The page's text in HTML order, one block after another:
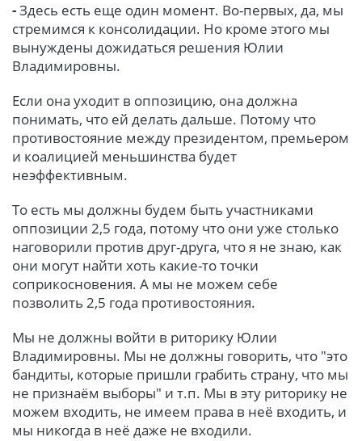
-Здесь есть еще один момент. Во-первых, да, мы
стремимся к консолидации. Но кроме этого мы
вынуждены дожидаться решения Юлии
Владимировны.
Если она уходит в оппозицию, она должна
понимать, что ей делать дальше. Потому что
противостояние между президентом, премьером
и коалицией меньшинства будет
неэффективным.
То есть мы должны будем быть участниками
оппозиции 2,5 года, потому что они уже столько
наговорили против друг-друга, что я не знаю, как
они могут найти хоть какие-то точки
соприкосновения. А мы не можем себе
позволить 2,5 года противостояния.
Мы не должны войти в риторику Юлии
Владимировны. Мы не должны говорить, что "это
бандиты, которые пришли грабить страну, что мы
не признаём выборы" и т.п. Мы в эту риторику не
можем входить, не имеем права в неё входить, и
мы никогда в неё даже не входили.